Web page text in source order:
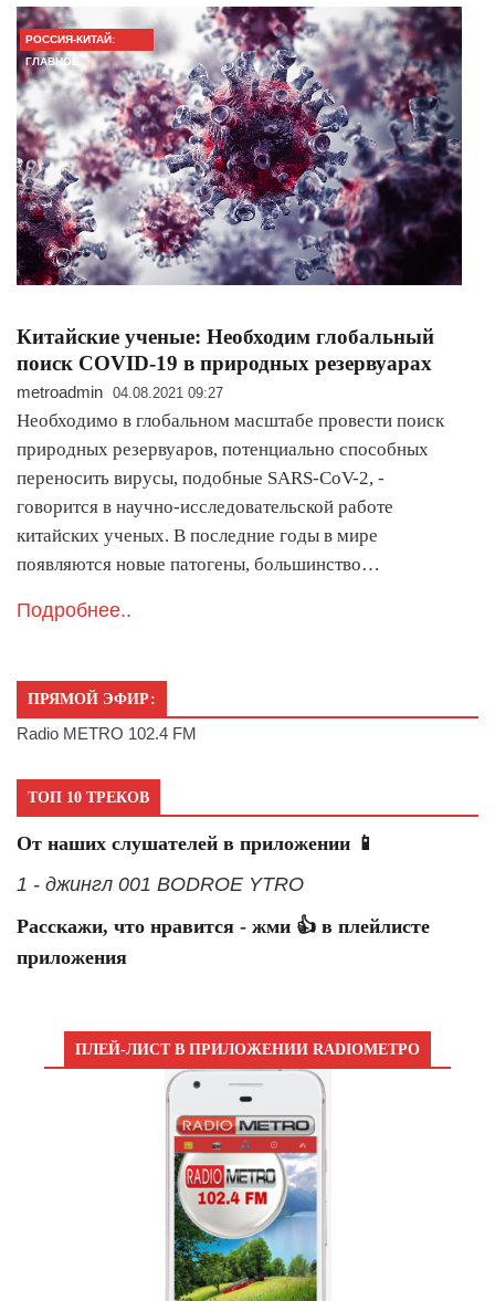
РОССИЯ-КИТАЙ:
ГЛАВНОЕ
Китайские ученые: Необходим глобальный
поиск COVID-19 в природных резервуарах
metroadmin 04.08.2021 09:27
Необходимо в глобальном масштабе провести поиск
природных резервуаров, потенциально способных
переносить вирусы, подобные SARS-CoV-2, -
говорится в научно-исследовательской работе
китайских ученых. В последние годы в мире
появляются новые патогены, большинство…
Подробнее..
ПРЯМОЙ ЭФИР:
Radio METRO 102.4 FM
ТОП 10 ТРЕКОВ
От наших слушателей в приложении 📱
1 - джингл 001 BODROE YTRO
Расскажи, что нравится - жми 👍 в плейлисте
приложения
ПЛЕЙ-ЛИСТ В ПРИЛОЖЕНИИ RADIOМЕТРО